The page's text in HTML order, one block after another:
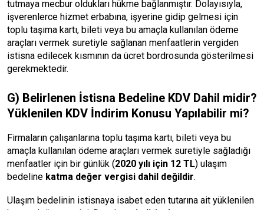
tutmaya mecbur oldukları hükme bağlanmıştır. Dolayısıyla,
işverenlerce hizmet erbabına, işyerine gidip gelmesi için
toplu taşıma kartı, bileti veya bu amaçla kullanılan ödeme
araçları vermek suretiyle sağlanan menfaatlerin vergiden
istisna edilecek kısmının da ücret bordrosunda gösterilmesi
gerekmektedir.
G) Belirlenen İstisna Bedeline KDV Dahil midir?
Yüklenilen KDV İndirim Konusu Yapılabilir mi?
Firmaların çalışanlarına toplu taşıma kartı, bileti veya bu
amaçla kullanılan ödeme araçları vermek suretiyle sağladığı
menfaatler için bir günlük (2020 yılı için 12 TL) ulaşım
bedeline katma değer vergisi dahil değildir.
Ulaşım bedelinin istisnaya isabet eden tutarına ait yüklenilen